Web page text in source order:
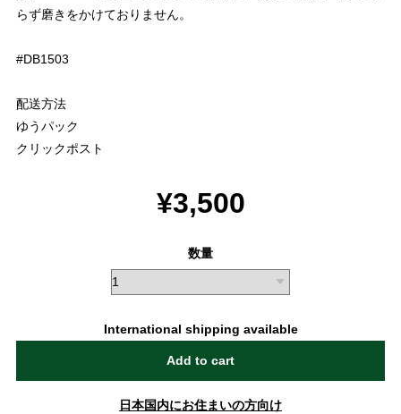
らず磨きをかけておりません。
#DB1503
配送方法
ゆうパック
クリックポスト
¥3,500
数量
International shipping available
Add to cart
日本国内にお住まいの方向け